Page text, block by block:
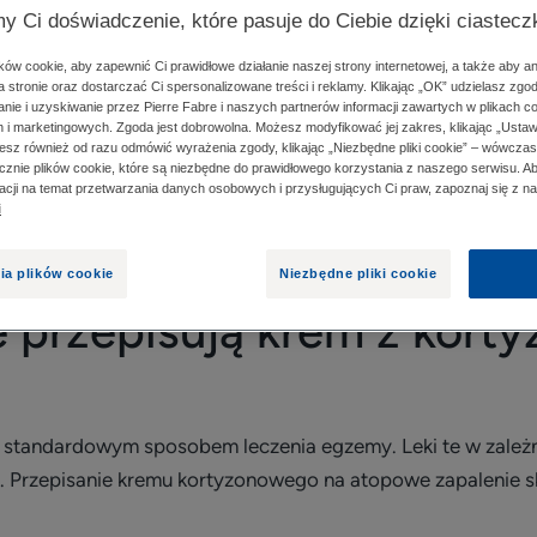
NA EGZEMĘ? CO ZNAJDUJE SIĘ W
kortykosteroidem, może zostać przepisany przez
przepisują krem z
sposobem leczenia egzemy. Leki te w
Przepisanie kremu kortyzonowego na atopowe zapalenie
Ci doświadczenie, które pasuje do Ciebie dzięki
cookie, aby zapewnić Ci prawidłowe działanie naszej strony internetowej, a także aby
stronie oraz dostarczać Ci spersonalizowane treści i reklamy. Klikając „OK” udzielasz
i uzyskiwanie przez Pierre Fabre i naszych partnerów informacji zawartych w plikach
i marketingowych. Zgoda jest dobrowolna. Możesz modyfikować jej zakres, klikając
również od razu odmówić wyrażenia zgody, klikając „Niezbędne pliki cookie” –
plików cookie, które są niezbędne do prawidłowego korzystania z naszego serwisu.
na temat przetwarzania danych osobowych i przysługujących Ci praw, zapoznaj się z
plików cookie Niezbędne pliki cookie